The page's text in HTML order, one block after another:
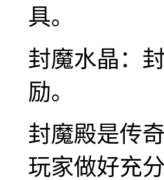
具。
封魔水晶：
励。
封魔殿是传
玩家做好充